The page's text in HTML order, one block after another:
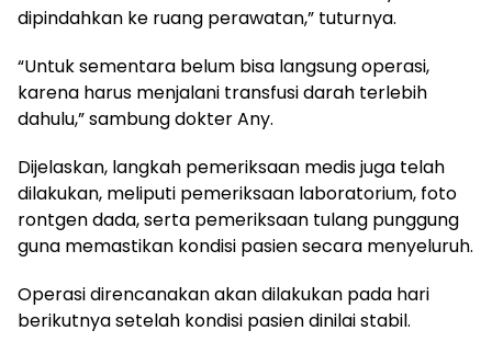
dipindahkan ke ruang perawatan,” tuturnya.
“Untuk sementara belum bisa langsung operasi,
karena harus menjalani transfusi darah terlebih
dahulu,” sambung dokter Any.
Dijelaskan, langkah pemeriksaan medis juga telah
dilakukan, meliputi pemeriksaan laboratorium, foto
rontgen dada, serta pemeriksaan tulang punggung
guna memastikan kondisi pasien secara menyeluruh.
Operasi direncanakan akan dilakukan pada hari
berikutnya setelah kondisi pasien dinilai stabil.